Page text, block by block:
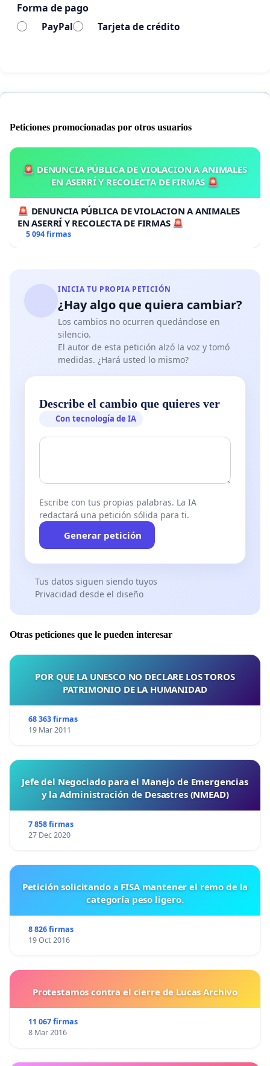
Forma de pago
PayPal Tarjeta de crédito
Peticiones promocionadas por otros usuarios
🚨 DENUNCIA PÚBLICA DE VIOLACION A ANIMALES
EN ASERRÍ Y RECOLECTA DE FIRMAS 🚨
🚨 DENUNCIA PÚBLICA DE VIOLACION A ANIMALES
EN ASERRÍ Y RECOLECTA DE FIRMAS 🚨
5 094 firmas
INICIA TU PROPIA PETICIÓN
¿Hay algo que quiera cambiar?
Los cambios no ocurren quedándose en
silencio.
El autor de esta petición alzó la voz y tomó
medidas. ¿Hará usted lo mismo?
Describe el cambio que quieres ver
Con tecnología de IA
Escribe con tus propias palabras. La IA
redactará una petición sólida para ti.
Generar petición
Tus datos siguen siendo tuyos
Privacidad desde el diseño
Otras peticiones que le pueden interesar
POR QUE LA UNESCO NO DECLARE LOS TOROS
PATRIMONIO DE LA HUMANIDAD
68 363 firmas
19 Mar 2011
Jefe del Negociado para el Manejo de Emergencias
y la Administración de Desastres (NMEAD)
7 858 firmas
27 Dec 2020
Petición solicitando a FISA mantener el remo de la
categoría peso ligero.
8 826 firmas
19 Oct 2016
Protestamos contra el cierre de Lucas Archivo
11 067 firmas
8 Mar 2016